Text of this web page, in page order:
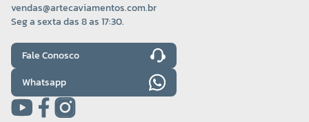
vendas@artecaviamentos.com.br
Seg a sexta das 8 as 17:30.
Fale Conosco
Whatsapp